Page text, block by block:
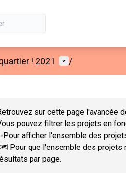
! 2021 Menu utilisateur
/
sur cette page l'avancée
pouvez filtrer les projets en
afficher l'ensemble des
Pour que l'ensemble des projets
par page.